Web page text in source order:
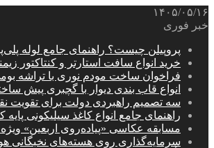
۱۴۰۵/۰۵/۱۶
خبر فوری
پروپیلن چیست؟ راهنمای جامع لوله
خرید انواع سافت استارتر و کنتاکتور
فراخوان ساخت مودم نوری با تراشه
انواع قاب بندی دیوار با گچبری پیش
سه تصمیم راهبردی دولت برای تقویت
راهنمای جامع انواع کاغذ سیلیکونی
مسابقه عکاسی «پیاده‌روی اربعین»
سرمایه‌گذاری روی هسته‌های نخبگانی هوش مصنوعی و